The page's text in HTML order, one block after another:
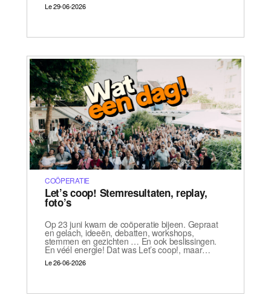
Le 29-06-2026
COÖPERATIE
Let’s coop! Stemresultaten, replay,
foto’s
Op 23 juni kwam de coöperatie bijeen. Gepraat
en gelach, ideeën, debatten, workshops,
stemmen en gezichten … En ook beslissingen.
En véél energie! Dat was Let’s coop!, maar…
Le 26-06-2026